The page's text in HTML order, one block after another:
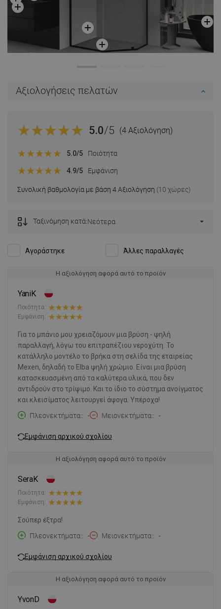
Αξιολογήσεις πελατών
5.0/5 (4 Αξιολόγηση)
Συνολική βαθμολογία με βάση 4 Αξιολόγηση (10 χώρες)
5.0/5 Ποιότητα
4.9/5 Εμφάνιση
Αγοράστηκε Άλλες παραλλαγές
Ταξινόμηση κατά:Νεότερα
Η αξιολόγηση αφορά αυτό το προϊόν
YaniK
Ποιότητα:
Εμφάνιση:
Για το μπάνιο μου χρειαζόμουν μια βρύση - ψηλή
παραλλαγή, λόγω του επιτραπέζιου νεροχύτη. Το
κατάλληλο μοντέλο το βρήκα στη σελίδα της εταιρείας
Mexen, δηλαδή το Elba ψηλή χρώμιο. Είναι μια βρύση
κατασκευασμένη από τα καλύτερα υλικά, που δεν
αντιδρούν στο τρίψιμο. Και το ίδιο το σύστημα ανοίγματος
και κλεισίματος λειτουργεί άψογα. Υπέροχα!
Πλεονεκτήματα:
- Μειονεκτήματα: -
Εμφάνιση αρχικού σχολίου
Η αξιολόγηση αφορά αυτό το προϊόν
SeraK
Ποιότητα:
Εμφάνιση:
Σούπερ έξτρα!
Πλεονεκτήματα:
- Μειονεκτήματα: -
Εμφάνιση αρχικού σχολίου
Η αξιολόγηση αφορά αυτό το προϊόν
YvonD